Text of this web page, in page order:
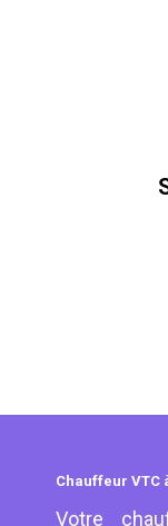
Chauffeur VTC
Votre